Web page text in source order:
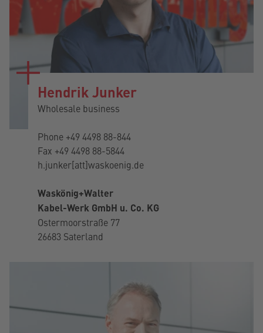
Hendrik Junker
Wholesale business
Phone +49 4498 88-844
Fax +49 4498 88-5844
h.junker[att]waskoenig.de
Waskönig+Walter
Kabel-Werk GmbH u. Co. KG
Ostermoorstraße 77
26683 Saterland